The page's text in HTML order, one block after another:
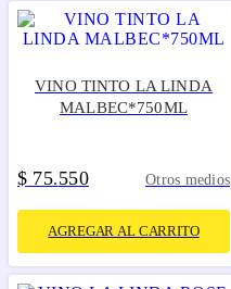
VINO TINTO LA LINDA
MALBEC*750ML
$ 75.550 Otros medios
AGREGAR AL CARRITO